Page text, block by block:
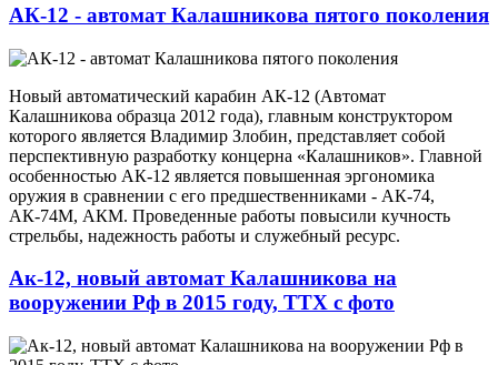
АК-12 - автомат Калашникова пятого поколения
Новый автоматический карабин АК-12 (Автомат
Калашникова образца 2012 года), главным конструктором
которого является Владимир Злобин, представляет собой
перспективную разработку концерна «Калашников». Главной
особенностью АК-12 является повышенная эргономика
оружия в сравнении с его предшественниками - АК-74,
АК-74М, АКМ. Проведенные работы повысили кучность
стрельбы, надежность работы и служебный ресурс.
Ак-12, новый автомат Калашникова на
вооружении Рф в 2015 году, ТТХ с фото